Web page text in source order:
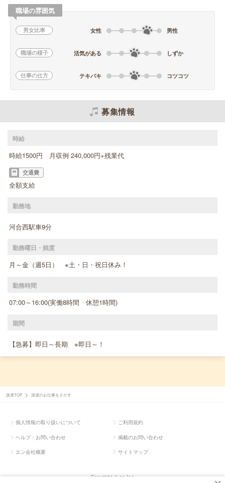
職場の雰囲気
男女比率 女性 男性
職場の様子 活気がある しずか
仕事の仕方 テキパキ コツコツ
募集情報
時給
時給1500円 月収例 240,000円+残業代
交通費
全額支給
勤務地
河合西駅車9分
勤務曜日・頻度
月～金（週5日） ※土・日・祝日休み！
勤務時間
07:00～16:00(実働8時間 休憩1時間)
期間
【急募】即日～長期 ※即日～！
派遣TOP 派遣のお仕事をさがす
個人情報の取り扱いについて ご利用規約
ヘルプ・お問い合わせ 掲載のお問い合わせ
エン会社概要 サイトマップ
Copyright © en Inc.